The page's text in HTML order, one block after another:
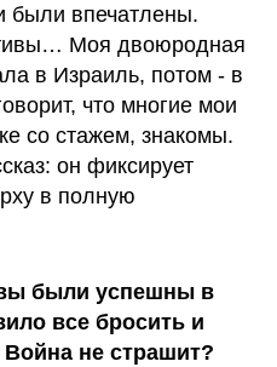
были впечатлены.
Моя двоюродная
в Израиль, потом - в
что многие мои
со стажем, знакомы.
он фиксирует
в полную
были успешны в
все бросить и
не страшит?